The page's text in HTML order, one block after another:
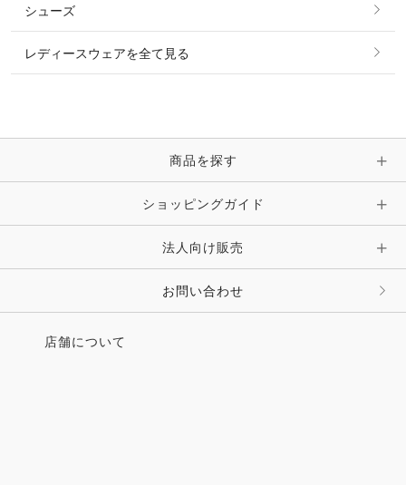
マフラー・スカーフ・ストール・スヌード
時計・財布・キーケース・革小物
キーホルダー・チャーム・ストラップ
その他 ファッション雑貨
ピアス・イヤリング
ピン・ブローチ・コサージュ
その他 アクセサリー
シューズ
レディースウェアを全て見る
商品を探す
ショッピングガイド
法人向け販売
お問い合わせ
店舗について